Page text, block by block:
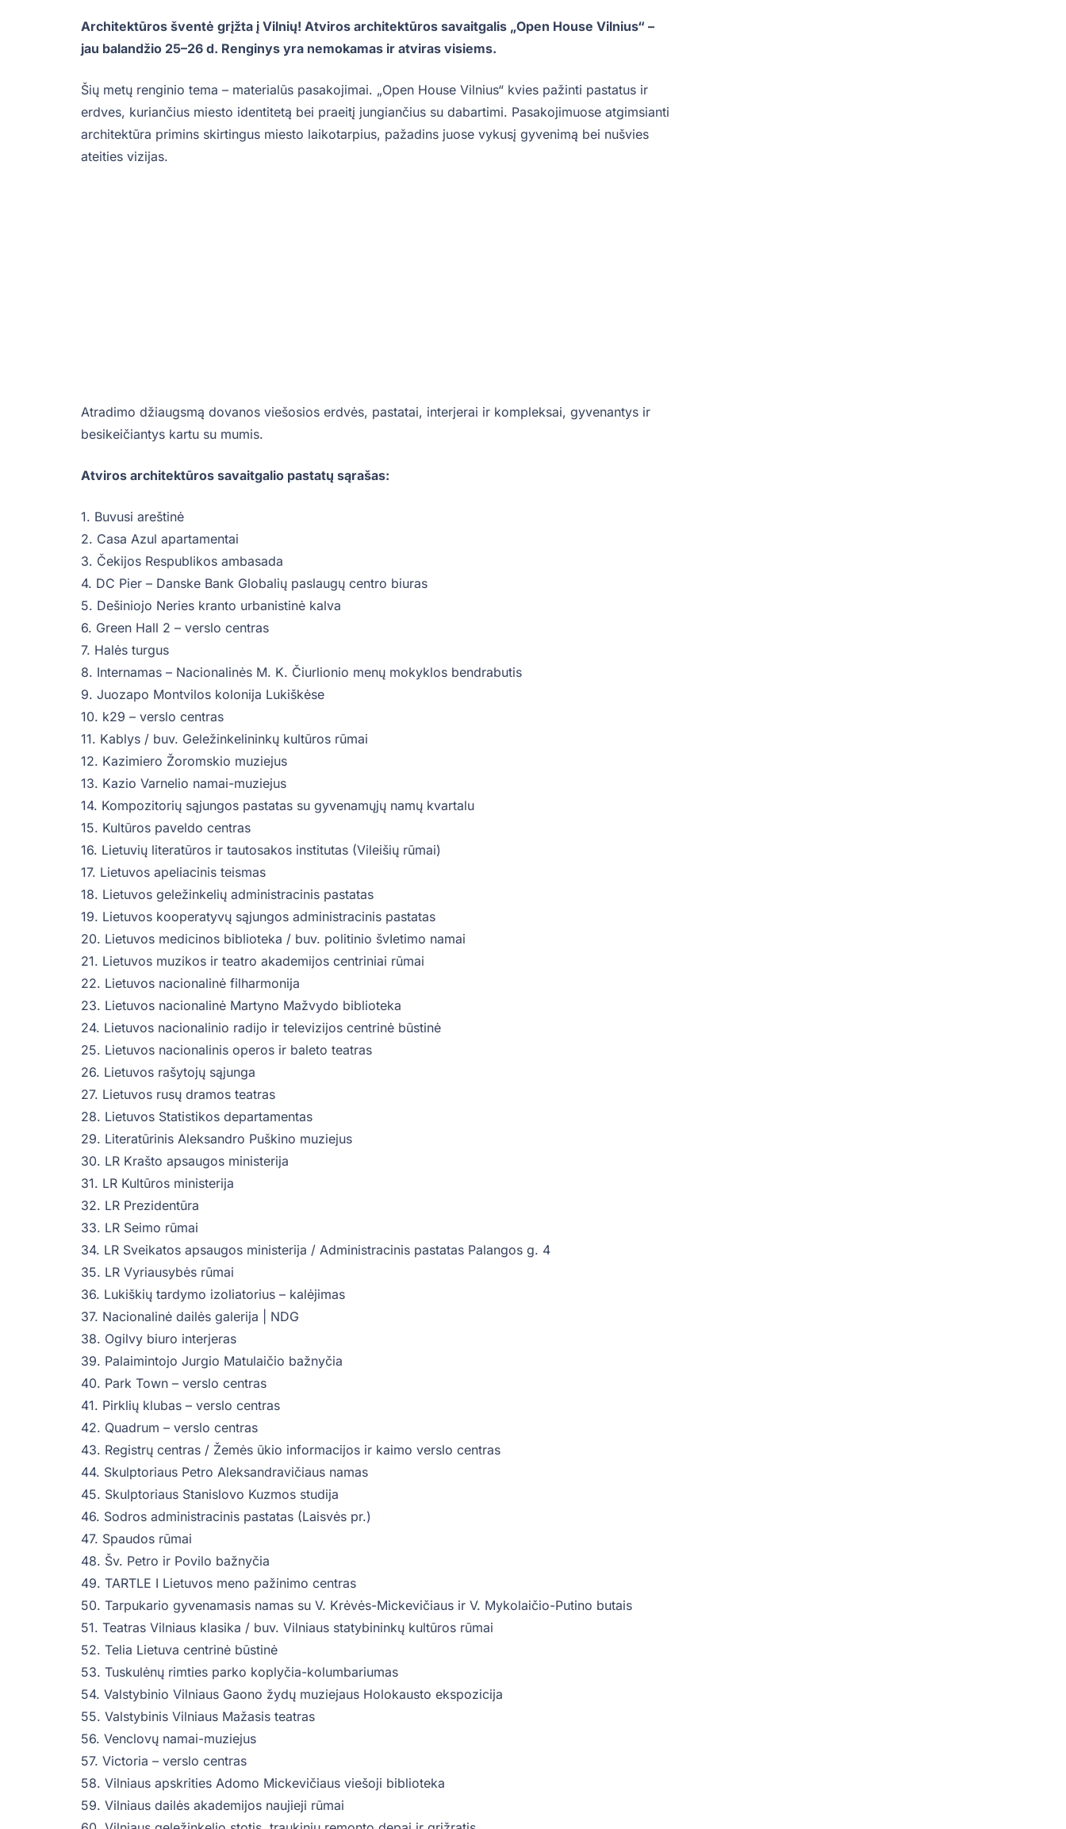
Architektūros šventė grįžta į Vilnių! Atviros architektūros savaitgalis „Open House Vilnius“ –
jau balandžio 25–26 d. Renginys yra nemokamas ir atviras visiems.
Šių metų renginio tema – materialūs pasakojimai. „Open House Vilnius“ kvies pažinti pastatus ir
erdves, kuriančius miesto identitetą bei praeitį jungiančius su dabartimi. Pasakojimuose atgimsianti
architektūra primins skirtingus miesto laikotarpius, pažadins juose vykusį gyvenimą bei nušvies
ateities vizijas.
Atradimo džiaugsmą dovanos viešosios erdvės, pastatai, interjerai ir kompleksai, gyvenantys ir
besikeičiantys kartu su mumis.
Atviros architektūros savaitgalio pastatų sąrašas:
1. Buvusi areštinė
2. Casa Azul apartamentai
3. Čekijos Respublikos ambasada
4. DC Pier – Danske Bank Globalių paslaugų centro biuras
5. Dešiniojo Neries kranto urbanistinė kalva
6. Green Hall 2 – verslo centras
7. Halės turgus
8. Internamas – Nacionalinės M. K. Čiurlionio menų mokyklos bendrabutis
9. Juozapo Montvilos kolonija Lukiškėse
10. k29 – verslo centras
11. Kablys / buv. Geležinkelininkų kultūros rūmai
12. Kazimiero Žoromskio muziejus
13. Kazio Varnelio namai-muziejus
14. Kompozitorių sąjungos pastatas su gyvenamųjų namų kvartalu
15. Kultūros paveldo centras
16. Lietuvių literatūros ir tautosakos institutas (Vileišių rūmai)
17. Lietuvos apeliacinis teismas
18. Lietuvos geležinkelių administracinis pastatas
19. Lietuvos kooperatyvų sąjungos administracinis pastatas
20. Lietuvos medicinos biblioteka / buv. politinio švIetimo namai
21. Lietuvos muzikos ir teatro akademijos centriniai rūmai
22. Lietuvos nacionalinė filharmonija
23. Lietuvos nacionalinė Martyno Mažvydo biblioteka
24. Lietuvos nacionalinio radijo ir televizijos centrinė būstinė
25. Lietuvos nacionalinis operos ir baleto teatras
26. Lietuvos rašytojų sąjunga
27. Lietuvos rusų dramos teatras
28. Lietuvos Statistikos departamentas
29. Literatūrinis Aleksandro Puškino muziejus
30. LR Krašto apsaugos ministerija
31. LR Kultūros ministerija
32. LR Prezidentūra
33. LR Seimo rūmai
34. LR Sveikatos apsaugos ministerija / Administracinis pastatas Palangos g. 4
35. LR Vyriausybės rūmai
36. Lukiškių tardymo izoliatorius – kalėjimas
37. Nacionalinė dailės galerija | NDG
38. Ogilvy biuro interjeras
39. Palaimintojo Jurgio Matulaičio bažnyčia
40. Park Town – verslo centras
41. Pirklių klubas – verslo centras
42. Quadrum – verslo centras
43. Registrų centras / Žemės ūkio informacijos ir kaimo verslo centras
44. Skulptoriaus Petro Aleksandravičiaus namas
45. Skulptoriaus Stanislovo Kuzmos studija
46. Sodros administracinis pastatas (Laisvės pr.)
47. Spaudos rūmai
48. Šv. Petro ir Povilo bažnyčia
49. TARTLE I Lietuvos meno pažinimo centras
50. Tarpukario gyvenamasis namas su V. Krėvės-Mickevičiaus ir V. Mykolaičio-Putino butais
51. Teatras Vilniaus klasika / buv. Vilniaus statybininkų kultūros rūmai
52. Telia Lietuva centrinė būstinė
53. Tuskulėnų rimties parko koplyčia-kolumbariumas
54. Valstybinio Vilniaus Gaono žydų muziejaus Holokausto ekspozicija
55. Valstybinis Vilniaus Mažasis teatras
56. Venclovų namai-muziejus
57. Victoria – verslo centras
58. Vilniaus apskrities Adomo Mickevičiaus viešoji biblioteka
59. Vilniaus dailės akademijos naujieji rūmai